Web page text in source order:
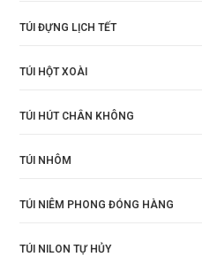
TÚI ĐỰNG LỊCH TẾT
TÚI HỘT XOÀI
TÚI HÚT CHÂN KHÔNG
TÚI NHÔM
TÚI NIÊM PHONG ĐÓNG HÀNG
TÚI NILON TỰ HỦY